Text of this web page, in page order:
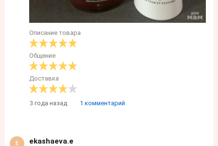
Описание товара
Общение
Доставка
3 года назад 1 комментарий
ekashaeva.e